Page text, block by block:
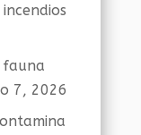
fauna
7, 2026